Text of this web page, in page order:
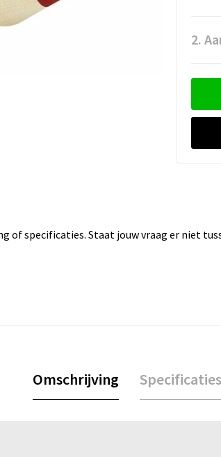
2.
specificaties. Staat jouw vraag er niet
Omschrijving Specificaties